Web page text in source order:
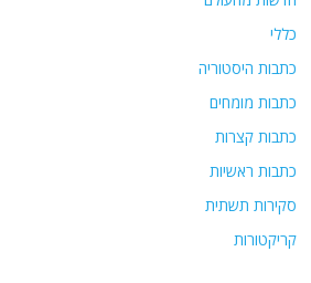
כללי
כתבות היסטוריה
כתבות מומחים
כתבות קצרות
כתבות ראשיות
סקירות תשתית
קריקטורות